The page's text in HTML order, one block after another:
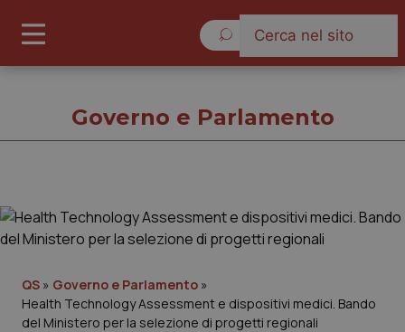
Governo e Parlamento
Governo e Parlamento
QS » Governo e Parlamento »
Health Technology Assessment e dispositivi medici. Bando
del Ministero per la selezione di progetti regionali